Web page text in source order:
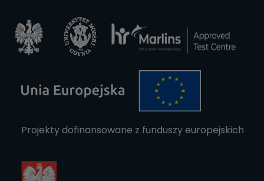
Projekty dofinansowane z funduszy europejskich